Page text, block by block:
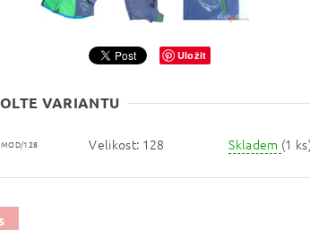
Uložit
VARIANTU
128 Velikost: 128 Skladem (1